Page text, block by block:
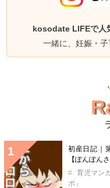
kosodate LIFEで人
一緒に、妊娠・
初産日記｜
【ぽんぽん
育児マン
ポ」